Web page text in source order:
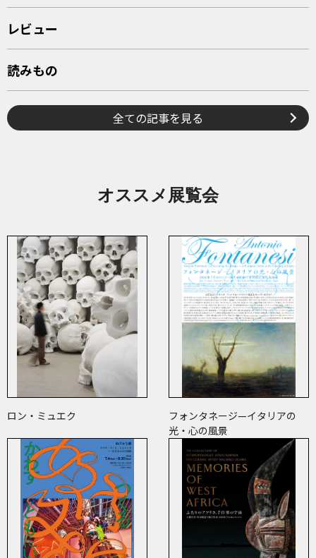
レビュー
読みもの
全ての記事を見る
オススメ展覧会
ロン・ミュエク
フォンタネージ—イタリアの
光・心の風景